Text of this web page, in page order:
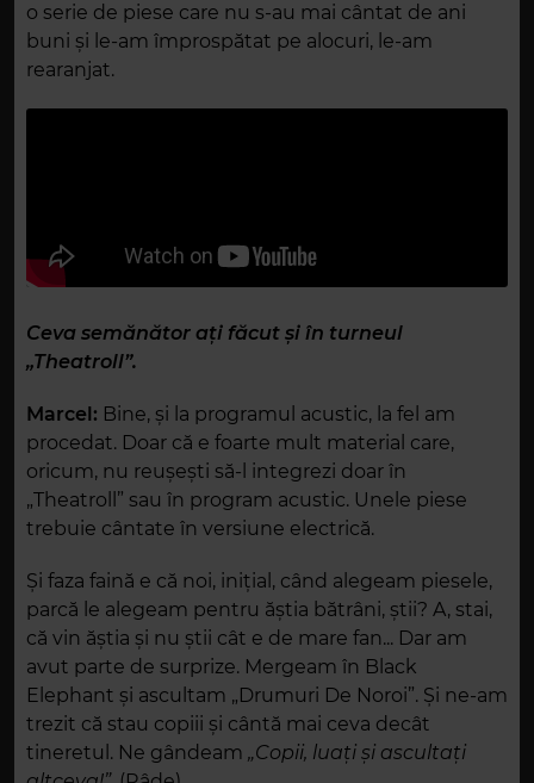
o serie de piese care nu s-au mai cântat de ani
buni și le-am împrospătat pe alocuri, le-am
rearanjat.
Ceva semănător ați făcut și în turneul
„Theatroll”.
Marcel: Bine, și la programul acustic, la fel am
procedat. Doar că e foarte mult material care,
oricum, nu reușești să-l integrezi doar în
„Theatroll” sau în program acustic. Unele piese
trebuie cântate în versiune electrică.
Și faza faină e că noi, inițial, când alegeam piesele,
parcă le alegeam pentru ăștia bătrâni, știi? A, stai,
că vin ăștia și nu știi cât e de mare fan... Dar am
avut parte de surprize. Mergeam în Black
Elephant și ascultam „Drumuri De Noroi”. Și ne-am
trezit că stau copiii și cântă mai ceva decât
tineretul. Ne gândeam „Copii, luați și ascultați